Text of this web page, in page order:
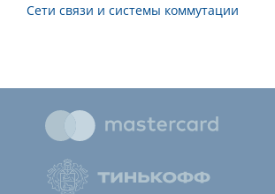
Сети связи и системы коммутации